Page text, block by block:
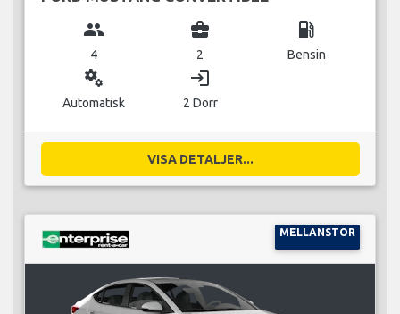
group
4
business_center
2
local_gas_station
Bensin
miscellaneous_services
Automatisk
login
2 Dörr
VISA DETALJER...
MELLANSTOR